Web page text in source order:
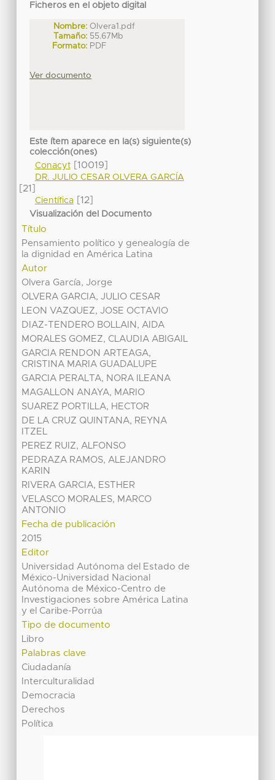
Ficheros en el objeto digital
Nombre: Olvera1.pdf
Tamaño: 55.67Mb
Formato: PDF
Ver documento
Este ítem aparece en la(s) siguiente(s)
colección(ones)
Conacyt[10019]
DR. JULIO CESAR OLVERA GARCÍA
[21]
Científica[12]
Visualización del Documento
Título
Pensamiento político y genealogía de
la dignidad en América Latina
Autor
Olvera García, Jorge
OLVERA GARCIA, JULIO CESAR
LEON VAZQUEZ, JOSE OCTAVIO
DIAZ-TENDERO BOLLAIN, AIDA
MORALES GOMEZ, CLAUDIA ABIGAIL
GARCIA RENDON ARTEAGA,
CRISTINA MARIA GUADALUPE
GARCIA PERALTA, NORA ILEANA
MAGALLON ANAYA, MARIO
SUAREZ PORTILLA, HECTOR
DE LA CRUZ QUINTANA, REYNA
ITZEL
PEREZ RUIZ, ALFONSO
PEDRAZA RAMOS, ALEJANDRO
KARIN
RIVERA GARCIA, ESTHER
VELASCO MORALES, MARCO
ANTONIO
Fecha de publicación
2015
Editor
Universidad Autónoma del Estado de
México-Universidad Nacional
Autónoma de México-Centro de
Investigaciones sobre América Latina
y el Caribe-Porrúa
Tipo de documento
Libro
Palabras clave
Ciudadanía
Interculturalidad
Democracia
Derechos
Política